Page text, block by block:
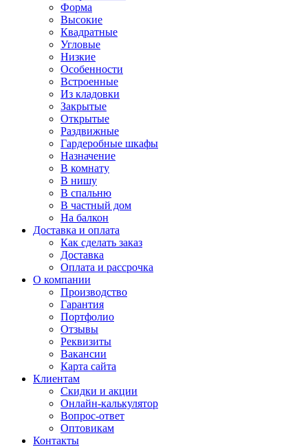
Форма
Высокие
Квадратные
Угловые
Низкие
Особенности
Встроенные
Из кладовки
Закрытые
Открытые
Раздвижные
Гардеробные шкафы
Назначение
В комнату
В нишу
В спальню
В частный дом
На балкон
Доставка и оплата
Как сделать заказ
Доставка
Оплата и рассрочка
О компании
Производство
Гарантия
Портфолио
Отзывы
Реквизиты
Вакансии
Карта сайта
Клиентам
Скидки и акции
Онлайн-калькулятор
Вопрос-ответ
Оптовикам
Контакты